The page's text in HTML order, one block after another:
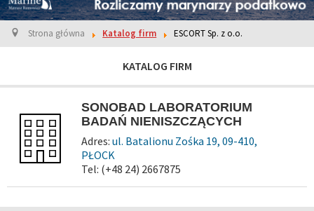
Strona główna Katalog firm ESCORT Sp. z o.o.
KATALOG FIRM
SONOBAD LABORATORIUM
BADAŃ NIENISZCZĄCYCH
Adres: ul. Batalionu Zośka 19, 09-410,
PŁOCK
Tel: (+48 24) 2667875